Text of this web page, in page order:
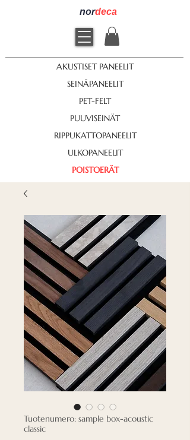
nordeca
AKUSTISET PANEELIT
SEINÄPANEELIT
PET-FELT
PUUVISEINÄT
RIPPUKATTOPANEELIT
ULKOPANEELIT
POISTOERÄT
Tuotenumero: sample box-acoustic
classic